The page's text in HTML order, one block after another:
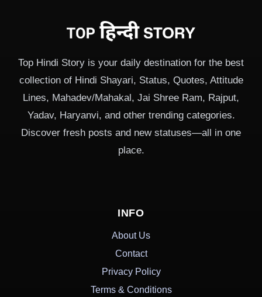
Top Hindi Story is your daily destination for the best
collection of Hindi Shayari, Status, Quotes, Attitude
Lines, Mahadev/Mahakal, Jai Shree Ram, Rajput,
Yadav, Haryanvi, and other trending categories.
Discover fresh posts and new statuses—all in one
place.
INFO
About Us
Contact
Privacy Policy
Terms & Conditions